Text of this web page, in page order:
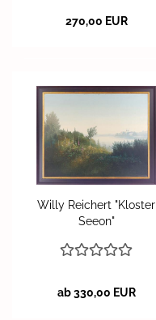
270,00 EUR
Willy Rei­chert "Klos­ter
Seeon"
ab 330,00 EUR